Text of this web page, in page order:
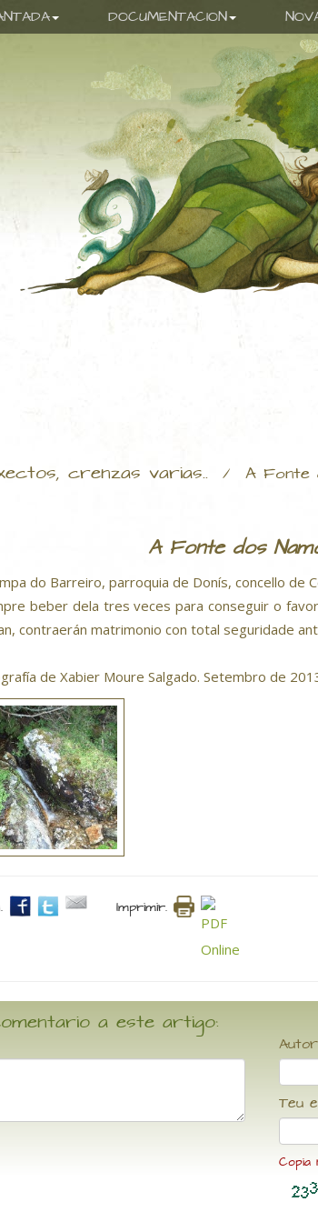
DOCUMENTACION
crenzas varias.. / A Fonte
A Fonte dos
do Barreiro, parroquia de Donís, concello de
beber dela tres veces para conseguir o
contraerán matrimonio con total seguridade
de Xabier Moure Salgado. Setembro de
Imprimir.
a este artigo:
Teu
Copia